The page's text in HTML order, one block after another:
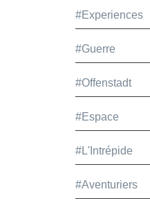
#Experiences
#Guerre
#Offenstadt
#Espace
#L'Intrépide
#Aventuriers